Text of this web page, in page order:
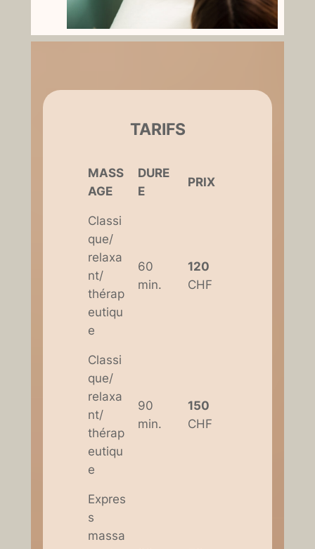
TARIFS
MASS
AGE
DURE
E
PRIX
Classi
que/
relaxa
nt/
thérap
eutiqu
e
60
min.
120
CHF
Classi
que/
relaxa
nt/
thérap
eutiqu
e
90
min.
150
CHF
Expres
s
massa